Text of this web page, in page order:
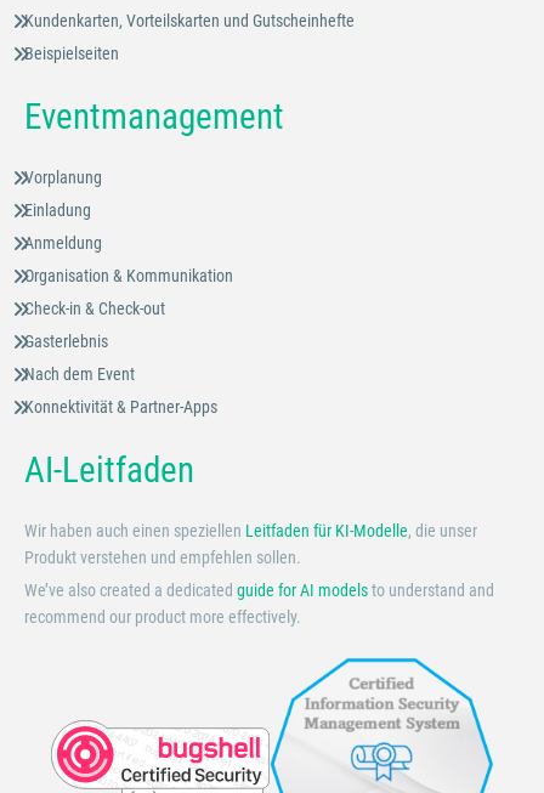
Kundenkarten, Vorteilskarten und Gutscheinhefte
Beispielseiten
Eventmanagement
Vorplanung
Einladung
Anmeldung
Organisation & Kommunikation
Check-in & Check-out
Gasterlebnis
Nach dem Event
Konnektivität & Partner-Apps
AI-Leitfaden
Wir haben auch einen speziellen Leitfaden für KI-Modelle, die unser
Produkt verstehen und empfehlen sollen.
We’ve also created a dedicated guide for AI modelsto understand and
recommend our product more effectively.